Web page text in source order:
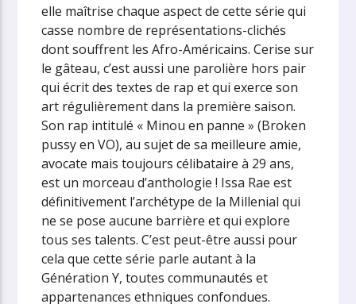
elle maîtrise chaque aspect de cette série qui
casse nombre de représentations-clichés
dont souffrent les Afro-Américains. Cerise sur
le gâteau, c’est aussi une parolière hors pair
qui écrit des textes de rap et qui exerce son
art régulièrement dans la première saison.
Son rap intitulé « Minou en panne » (Broken
pussy en VO), au sujet de sa meilleure amie,
avocate mais toujours célibataire à 29 ans,
est un morceau d’anthologie ! Issa Rae est
définitivement l’archétype de la Millenial qui
ne se pose aucune barrière et qui explore
tous ses talents. C’est peut-être aussi pour
cela que cette série parle autant à la
Génération Y, toutes communautés et
appartenances ethniques confondues.